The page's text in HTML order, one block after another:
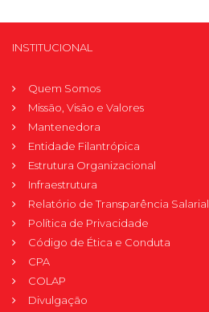
INSTITUCIONAL
Quem Somos
Missão, Visão e Valores
Mantenedora
Entidade Filantrópica
Estrutura Organizacional
Infraestrutura
Relatório de Transparência Salarial
Política de Privacidade
Código de Ética e Conduta
CPA
COLAP
Divulgação